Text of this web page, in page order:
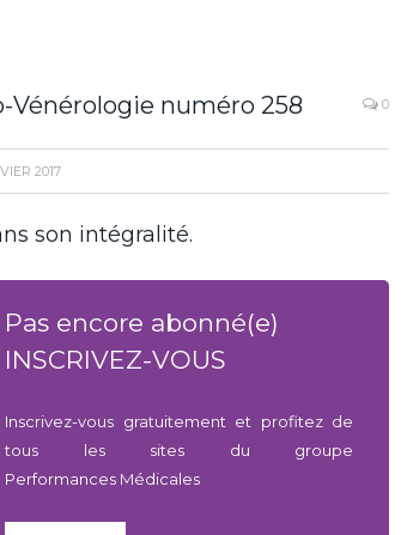
numéro 258 0
2017
son intégralité.
Pas encore abonné(e)
INSCRIVEZ-VOUS
Inscrivez-vous gratuitement et profitez de
tous les sites du groupe
Performances Médicales